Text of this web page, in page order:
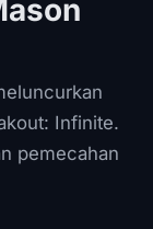
Infinite.
pemecahan